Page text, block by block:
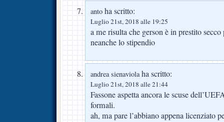
anto ha scritto:
Luglio 21st, 2018 alle 19:25
a me risulta che gerson è in prestito
neanche lo stipendio
andrea sienaviolaha scritto:
Luglio 21st, 2018 alle 21:44
Fassone aspetta ancora le scuse
formali.
ah, ma pare l’abbiano appena licenziato